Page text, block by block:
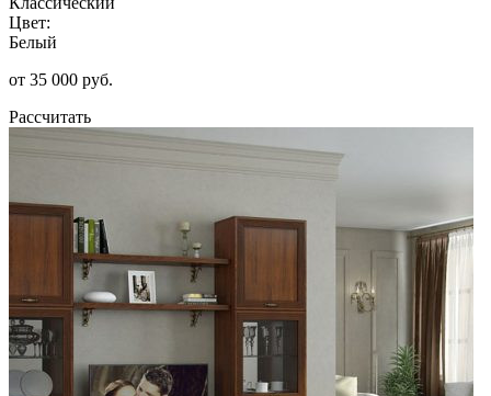
Цвет:
Белый
от 35 000 руб.
Рассчитать